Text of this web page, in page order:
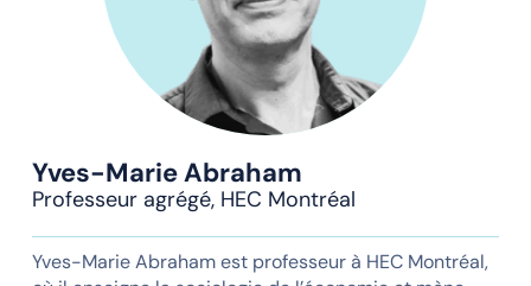
Yves-Marie Abraham
Professeur agrégé, HEC Montréal
Yves-Marie Abraham est professeur à HEC Montréal,